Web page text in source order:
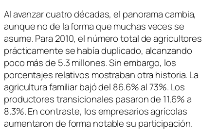
Al avanzar cuatro décadas, el panorama cambia,
aunque no de la forma que muchas veces se
asume. Para 2010, el número total de agricultores
prácticamente se había duplicado, alcanzando
poco más de 5.3 millones. Sin embargo, los
porcentajes relativos mostraban otra historia. La
agricultura familiar bajó del 86.6% al 73%. Los
productores transicionales pasaron de 11.6% a
8.3%. En contraste, los empresarios agrícolas
aumentaron de forma notable su participación.